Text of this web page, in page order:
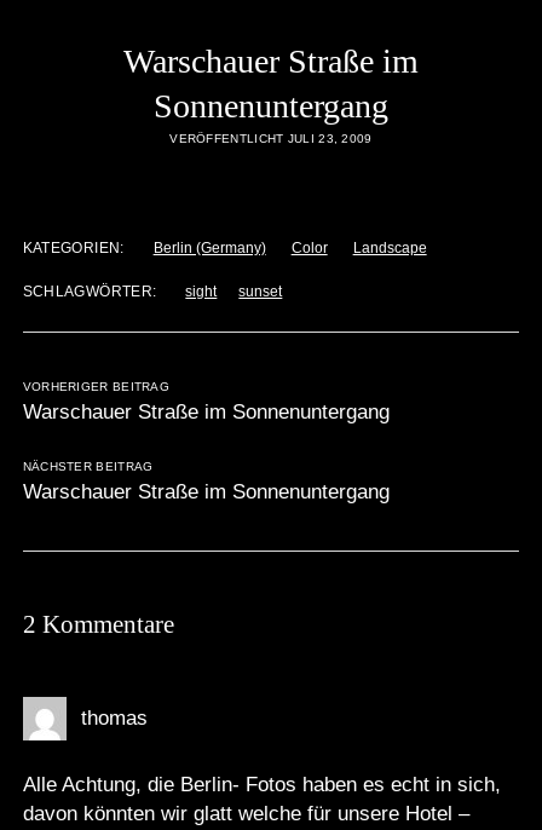
Warschauer Straße im
Sonnenuntergang
VERÖFFENTLICHT JULI 23, 2009
KATEGORIEN: Berlin (Germany) Color Landscape
SCHLAGWÖRTER: sight sunset
VORHERIGER BEITRAG
Warschauer Straße im Sonnenuntergang
NÄCHSTER BEITRAG
Warschauer Straße im Sonnenuntergang
2 Kommentare
thomas
Alle Achtung, die Berlin- Fotos haben es echt in sich,
davon könnten wir glatt welche für unsere Hotel –